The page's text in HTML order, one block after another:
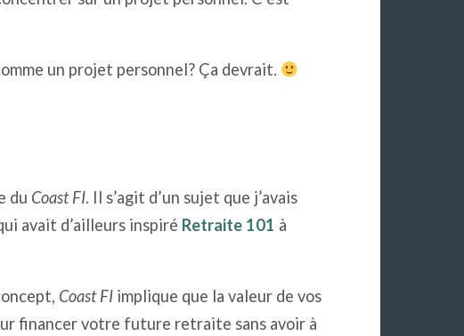
un projet personnel? Ça devrait.
du Coast FI. Il s’agit d’un sujet que j’avais
avait d’ailleurs inspiré Retraite 101 à
Coast FIimplique que la valeur de vos
financer votre future retraite sans avoir à